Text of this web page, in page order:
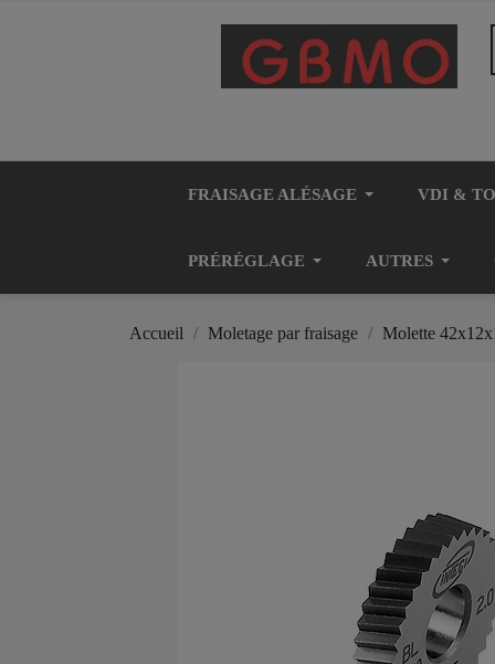
FRAISAGE ALÉSAGE VDI &
PRÉRÉGLAGE AUTRES
Accueil Moletage par fraisage Molette